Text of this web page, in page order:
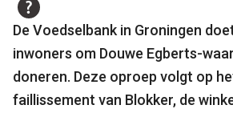
De Voedselbank in Groningen
inwoners om Douwe Egberts-
doneren. Deze oproep volgt op
faillissement van Blokker, de